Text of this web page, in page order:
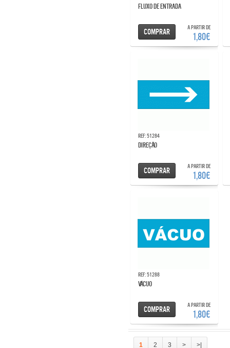
FLUXO DE ENTRADA
A partir de
1,80€
Comprar
Ref: 51284
DIREÇÃO
A partir de
1,80€
Comprar
Ref: 51288
VÁCUO
A partir de
1,80€
Comprar
1 2 3 > >|